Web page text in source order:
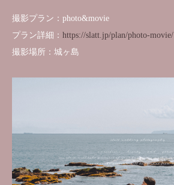
撮影プラン：photo&movie
プラン詳細： https://slatt.jp/plan/photo-movie/
撮影場所：城ヶ島